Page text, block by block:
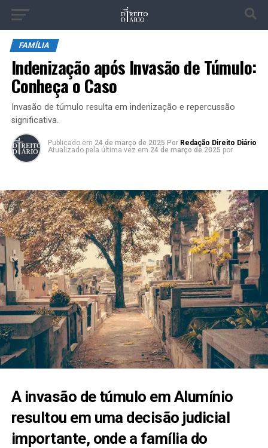
FAMÍLIA
Indenização após Invasão de Túmulo:
Conheça o Caso
Invasão de túmulo resulta em indenização e repercussão
significativa.
Publicado em 24 de março de 2025 Por Redação Direito Diário
Atualizado pela última vez em 24 de março de 2025 por
A invasão de túmulo em Alumínio
resultou em uma decisão judicial
importante, onde a família do